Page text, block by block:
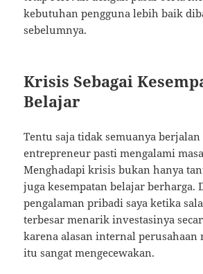
kebutuhan pengguna lebih baik
sebelumnya.
Krisis Sebagai
Belajar
Tentu saja tidak semuanya
entrepreneur pasti mengalami
Menghadapi krisis bukan hanya
juga kesempatan belajar berharga.
pengalaman pribadi saya ketika
terbesar menarik investasinya
karena alasan internal
itu sangat mengecewakan.